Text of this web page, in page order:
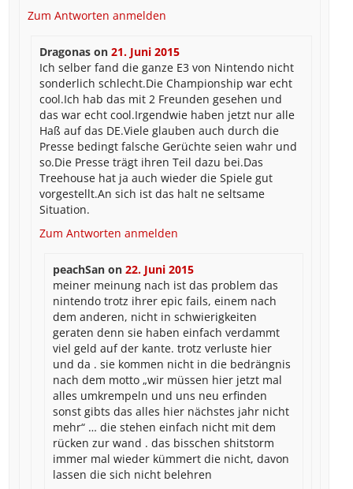
Zum Antworten anmelden
Dragonas on21. Juni 2015
Ich selber fand die ganze E3 von Nintendo nicht
sonderlich schlecht.Die Championship war echt
cool.Ich hab das mit 2 Freunden gesehen und
das war echt cool.Irgendwie haben jetzt nur alle
Haß auf das DE.Viele glauben auch durch die
Presse bedingt falsche Gerüchte seien wahr und
so.Die Presse trägt ihren Teil dazu bei.Das
Treehouse hat ja auch wieder die Spiele gut
vorgestellt.An sich ist das halt ne seltsame
Situation.
Zum Antworten anmelden
peachSanon 22. Juni 2015
meiner meinung nach ist das problem das
nintendo trotz ihrer epic fails, einem nach
dem anderen, nicht in schwierigkeiten
geraten denn sie haben einfach verdammt
viel geld auf der kante. trotz verluste hier
und da . sie kommen nicht in die bedrängnis
nach dem motto „wir müssen hier jetzt mal
alles umkrempeln und uns neu erfinden
sonst gibts das alles hier nächstes jahr nicht
mehr“ … die stehen einfach nicht mit dem
rücken zur wand . das bisschen shitstorm
immer mal wieder kümmert die nicht, davon
lassen die sich nicht belehren